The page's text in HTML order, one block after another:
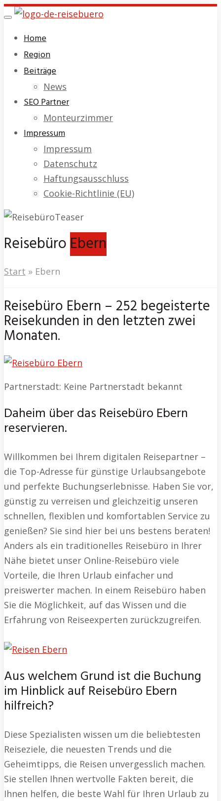
Skip
main
content
Toggle
Home
Region
Beiträge
News
SEO Partner
Monteurzimmer
Impressum
Impressum
Datenschutz
Haftungsausschluss
Cookie-Richtlinie (EU)
Reisebüro Ebern
Start » Ebern
Reisebüro Ebern – 252 begeisterte
Reisekunden in den letzten zwei
Monaten.
Partnerstadt: Keine Partnerstadt bekannt
Daheim über das Reisebüro Ebern
reservieren.
Willkommen bei Ihrem digitalen Reisepartner –
die Top-Adresse für günstige Urlaubsangebote
und perfekte Buchungserlebnisse. Haben Sie vor,
günstig zu verreisen und gleichzeitig unseren
schnellen, flexiblen und komfortablen Service zu
genießen? Sie sind hier bei uns bestens beraten!
Anders als ein traditionelles Reisebüro in Ihrer
Nähe bietet unser Online-Reisebüro viele
Vorteile, die Ihren Urlaub einfacher und
preiswerter machen. In einem Reisebüro haben
Sie die Möglichkeit, auf das Wissen und die
Erfahrung von Reiseexperten zurückzugreifen.
Aus welchem Grund ist die Buchung
im Hinblick auf Reisebüro Ebern
hilfreich?
Diese Spezialisten wissen um die beliebtesten
Reiseziele, die neuesten Trends und die
Geheimtipps, die Reisen unvergesslich machen.
Sie stellen Ihnen wertvolle Fakten bereit, die
Ihnen helfen, die beste Wahl für Ihren Urlaub zu